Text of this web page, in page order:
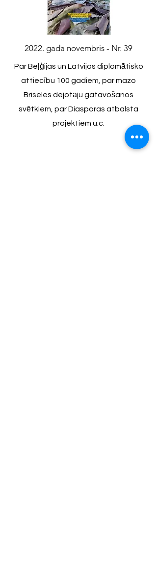
2022. gada novembris - Nr. 39
Par Beļģijas un Latvijas diplomātisko
attiecību 100 gadiem, par mazo
Briseles dejotāju gatavošanos
svētkiem, par Diasporas atbalsta
projektiem u.c.